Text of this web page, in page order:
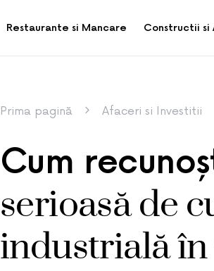
Restaurante si Mancare Constructii si
Prima pagină Afaceri si Investitii
Cum
serioasă de
industrială